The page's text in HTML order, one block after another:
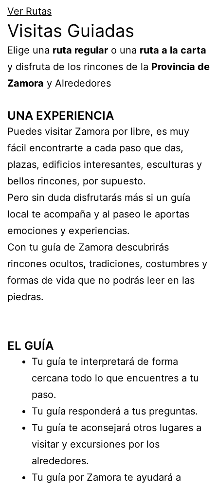
Ver Rutas
Visitas Guiadas
Elige una ruta regular o una ruta a la carta
y disfruta de los rincones de la Provincia de
Zamora y Alrededores
UNA EXPERIENCIA
Puedes visitar Zamora por libre, es muy
fácil encontrarte a cada paso que das,
plazas, edificios interesantes, esculturas y
bellos rincones, por supuesto.
Pero sin duda disfrutarás más si un guía
local te acompaña y al paseo le aportas
emociones y experiencias.
Con tu guía de Zamora descubrirás
rincones ocultos, tradiciones, costumbres y
formas de vida que no podrás leer en las
piedras.
EL GUÍA
Tu guía te interpretará de forma
cercana todo lo que encuentres a tu
paso.
Tu guía responderá a tus preguntas.
Tu guía te aconsejará otros lugares a
visitar y excursiones por los
alrededores.
Tu guía por Zamora te ayudará a